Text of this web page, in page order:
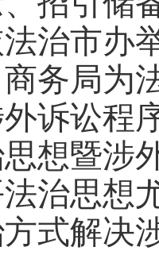
治市办
务局为
诉讼程
想暨涉
治思想
式解决